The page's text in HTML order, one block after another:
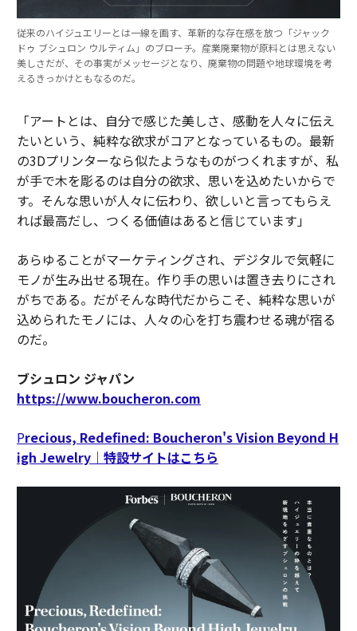
従来のハイジュエリーとは一線を画す、革新的な存在感を放つ「ジャック
ドゥ ブシュロン ウルティム」のブローチ。産業廃棄物が原料とは思えない
美しさだが、その事実がメッセージとなり、廃棄物の問題や地球環境を考
えるきっかけともなるのだ。
「アートとは、自分で感じた美しさ、感動を人々に伝え
たいという、純粋な欲求がコアとなっているもの。最新
の3Dプリンターなら似たようなものがつくれますが、私
が手で木を彫るのは自分の欲求、思いを込めたいからで
す。そんな思いが人々に伝わり、欲しいと言ってもらえ
れば最高だし、つくる価値はあると信じています」
あらゆることがマーケティングされ、デジタルで気軽に
モノが生み出せる現在。作り手の思いは置き去りにされ
がちである。だがそんな時代だからこそ、純粋な思いが
込められたモノには、人々の心を打ち震わせる魂が宿る
のだ。
ブシュロン ジャパン
https://www.boucheron.com
Precious, Redefined: Boucheron's Vision Beyond H
igh Jewelry｜特設サイトはこちら